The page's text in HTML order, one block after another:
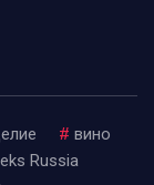
# вино
Russia